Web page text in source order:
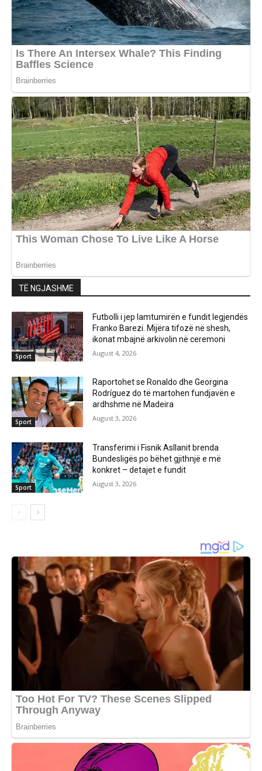
TË NGJASHME
Sport
Futbolli i jep lamtumirën e fundit legjendës
Franko Barezi. Mijëra tifozë në shesh,
ikonat mbajnë arkivolin në ceremoni
August 4, 2026
Sport
Raportohet se Ronaldo dhe Georgina
Rodríguez do të martohen fundjavën e
ardhshme në Madeira
August 3, 2026
Sport
Transferimi i Fisnik Asllanit brenda
Bundesligës po bëhet gjithnjë e më
konkret – detajet e fundit
August 3, 2026